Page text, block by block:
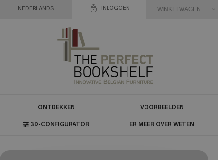
INLOGGEN
NEDERLANDS WINKELWAGEN
ONTDEKKEN VOORBEELDEN
3D-CONFIGURATOR ER MEER OVER WETEN